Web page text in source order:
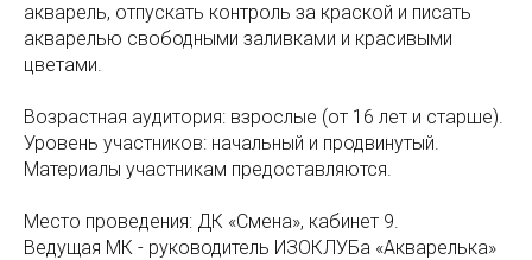
акварель, отпускать контроль за краской и писать
акварелью свободными заливками и красивыми
цветами.
Возрастная аудитория: взрослые (от 16 лет и старше).
Уровень участников: начальный и продвинутый.
Материалы участникам предоставляются.
Место проведения: ДК «Смена», кабинет 9.
Ведущая МК - руководитель ИЗОКЛУБа «Акварелька»